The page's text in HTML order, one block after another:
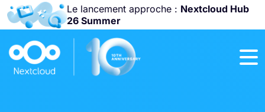
Le lancement approche : Nextcloud Hub
26 Summer
Rejoignez-nous à la
Community Conference
2026